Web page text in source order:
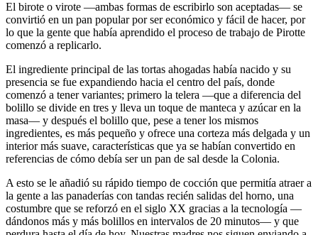
El birote o virote —ambas formas de escribirlo son aceptadas— se
convirtió en un pan popular por ser económico y fácil de hacer, por
lo que la gente que había aprendido el proceso de trabajo de Pirotte
comenzó a replicarlo.
El ingrediente principal de las tortas ahogadas había nacido y su
presencia se fue expandiendo hacia el centro del país, donde
comenzó a tener variantes; primero la telera —que a diferencia del
bolillo se divide en tres y lleva un toque de manteca y azúcar en la
masa— y después el bolillo que, pese a tener los mismos
ingredientes, es más pequeño y ofrece una corteza más delgada y un
interior más suave, características que ya se habían convertido en
referencias de cómo debía ser un pan de sal desde la Colonia.
A esto se le añadió su rápido tiempo de cocción que permitía atraer a
la gente a las panaderías con tandas recién salidas del horno, una
costumbre que se reforzó en el siglo XX gracias a la tecnología —
dándonos más y más bolillos en intervalos de 20 minutos— y que